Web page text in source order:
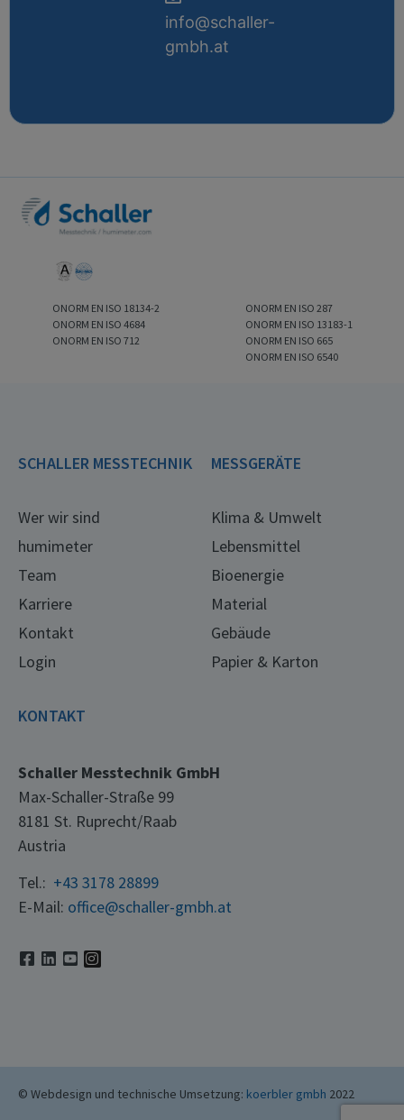
info@schaller-
gmbh.at
ONORM EN ISO 18134-2
ONORM EN ISO 4684
ONORM EN ISO 712
ONORM EN ISO 287
ONORM EN ISO 13183-1
ONORM EN ISO 665
ONORM EN ISO 6540
SCHALLER MESSTECHNIK
Wer wir sind
humimeter
Team
Karriere
Kontakt
Login
MESSGERÄTE
Klima & Umwelt
Lebensmittel
Bioenergie
Material
Gebäude
Papier & Karton
KONTAKT
Schaller Messtechnik GmbH
Max-Schaller-Straße 99
8181 St. Ruprecht/Raab
Austria
Tel.: +43 3178 28899
E-Mail: office@schaller-gmbh.at
© Webdesign und technische Umsetzung: koerbler gmbh 2022